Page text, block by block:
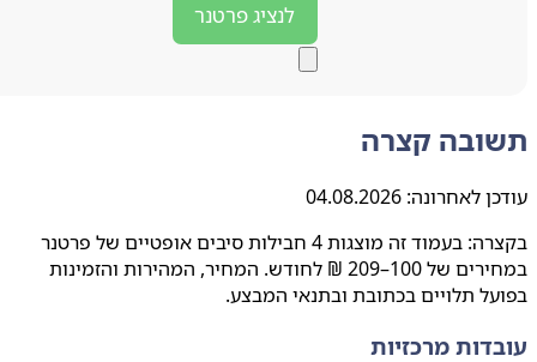
לנציגפרטנר
קצרה
לאחרונה:04.08.2026
בקצרה: בעמוד זה מוצגות 4 חבילות סיבים אופטיים של פרטנר
במחירים של 100–209 ₪ לחודש. המחיר, המהירות והזמינות
תלויים בכתובת ובתנאי המבצע.
מרכזיות